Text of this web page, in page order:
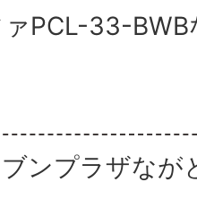
PCL-33-BWB
ンプラザなが